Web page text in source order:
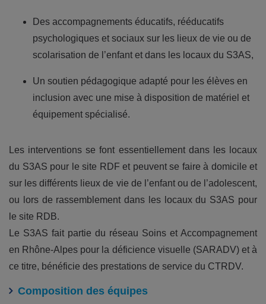
Des accompagnements éducatifs, rééducatifs
psychologiques et sociaux sur les lieux de vie ou de
scolarisation de l’enfant et dans les locaux du S3AS,
Un soutien pédagogique adapté pour les élèves en
inclusion avec une mise à disposition de matériel et
équipement spécialisé.
Les interventions se font essentiellement dans les locaux
du S3AS pour le site RDF et peuvent se faire à domicile et
sur les différents lieux de vie de l’enfant ou de l’adolescent,
ou lors de rassemblement dans les locaux du S3AS pour
le site RDB.
Le S3AS fait partie du réseau Soins et Accompagnement
en Rhône-Alpes pour la déficience visuelle (SARADV) et à
ce titre, bénéficie des prestations de service du CTRDV.
Composition des équipes